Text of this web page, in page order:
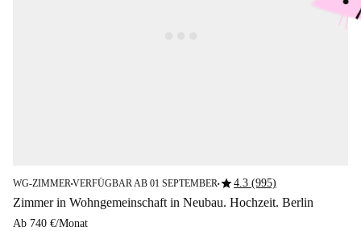
WG-ZIMMER■VERFÜGBAR AB 01 SEPTEMBER■star4.3 (995)
Zimmer in Wohngemeinschaft in Neubau. Hochzeit. Berlin
Ab 740 €/Monat